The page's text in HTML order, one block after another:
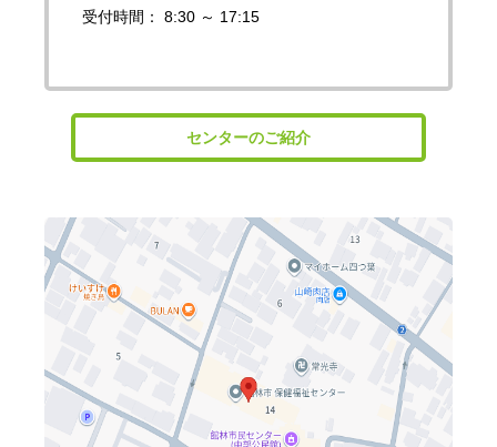
受付時間： 8:30 ～ 17:15
センターのご紹介